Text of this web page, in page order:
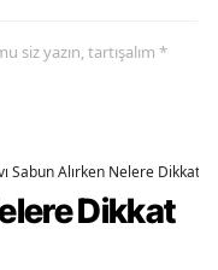
siz yazın, tartışalım *
Sabun Alırken Nelere Dikkat
Dikkat